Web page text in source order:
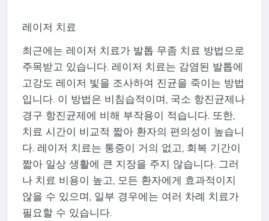
레이저 치료
최근에는 레이저 치료가 발톱 무좀 치료 방법으로
주목받고 있습니다. 레이저 치료는 감염된 발톱에
고강도 레이저 빛을 조사하여 진균을 죽이는 방법
입니다. 이 방법은 비침습적이며, 국소 항진균제나
경구 항진균제에 비해 부작용이 적습니다. 또한,
치료 시간이 비교적 짧아 환자의 편의성이 높습니
다. 레이저 치료는 통증이 거의 없고, 회복 기간이
짧아 일상 생활에 큰 지장을 주지 않습니다. 그러
나 치료 비용이 높고, 모든 환자에게 효과적이지
않을 수 있으며, 일부 경우에는 여러 차례 치료가
필요할 수 있습니다.